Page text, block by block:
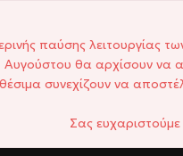
παύσης λειτουργίας
Αυγούστου θα αρχίσουν να
συνεχίζουν να
Σας